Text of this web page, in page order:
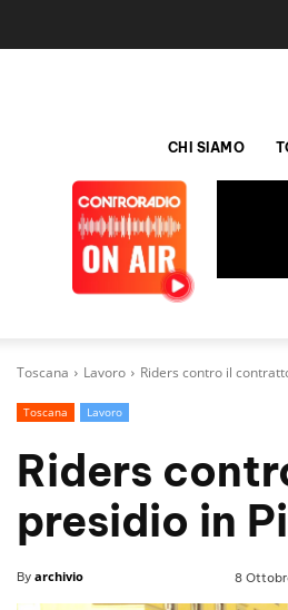
CHI SIAMO
Toscana Lavoro Riders contro il
Toscana Lavoro
Riders
presidio in
By archivio 8